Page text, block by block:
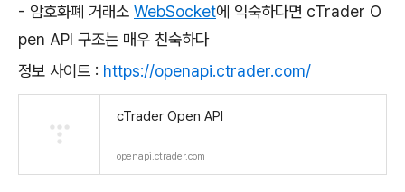
- 암호화폐 거래소 WebSocket에 익숙하다면 cTrader O
pen API 구조는 매우 친숙하다
정보 사이트 : https://openapi.ctrader.com/
cTrader Open API
openapi.ctrader.com